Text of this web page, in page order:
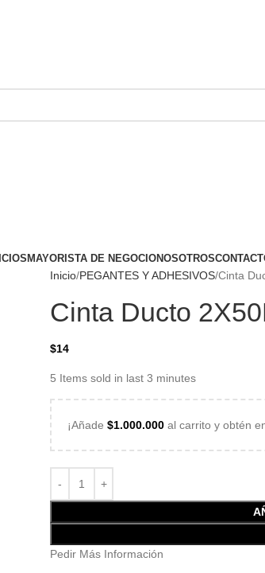
MAYORISTA DE NEGOCIONOSOTROS
Inicio PEGANTES Y ADHESIVOS Cinta
Cinta Ducto
$14
5 Items sold in last 3 minutes
¡Añade $1.000.000 al carrito y obtén
Pedir Más Información